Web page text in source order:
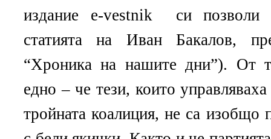
издание e-vestnik
си
статията на Иван Бакалов,
“Хроника на нашите дни”). От
едно – че тези, които
тройната коалиция, не са изобщо